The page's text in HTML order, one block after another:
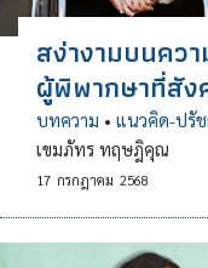
สง่างามบนคว
ผู้พิพากษาที่สัง
บทความ • แนวคิด-ปรั
เขมภัทร ทฤษฎิคุณ
17 กรกฎาคม 2568